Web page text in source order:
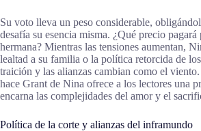
Su voto lleva un peso considerable,
desafía su esencia misma. ¿Qué precio pagará
hermana? Mientras las tensiones aumentan,
lealtad a su familia o la política retorcida de
traición y las alianzas cambian como el
hace Grant de Nina ofrece a los lectores una
encarna las complejidades del amor y el
Política de la corte y alianzas del inframundo